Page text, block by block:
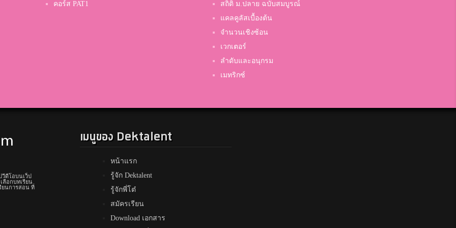
คอร์ส PAT1
สถิติ ม.ปลาย ฉบับสมบูรณ์
แคลคูลัสเบื้องต้น
จำนวนเชิงซ้อน
เวกเตอร์
ลำดับและอนุกรม
เมทริกซ์
ดีโอบนเว็ป
ลือกบทเรียน
ยนการสอน ที่
เมนูของ Dektalent
หน้าแรก
รู้จัก Dektalent
รู้จักพี่โต๋
สมัครเรียน
Download เอกสาร